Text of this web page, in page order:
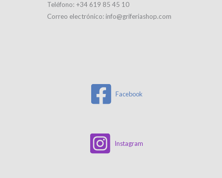
Teléfono: +34 619 85 45 10
Correo electrónico: info@griferiashop.com
Facebook
Instagram